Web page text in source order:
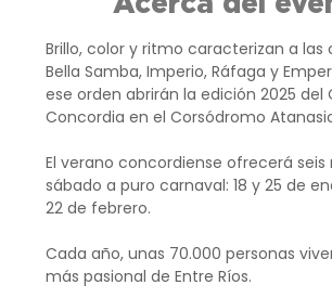
Brillo, color y ritmo caracterizan a las
Bella Samba, Imperio, Ráfaga y
ese orden abrirán la edición 2025 del
Concordia en el Corsódromo
El verano concordiense ofrecerá seis
sábado a puro carnaval: 18 y 25 de
22 de febrero.
Cada año, unas 70.000 personas
más pasional de Entre Ríos.